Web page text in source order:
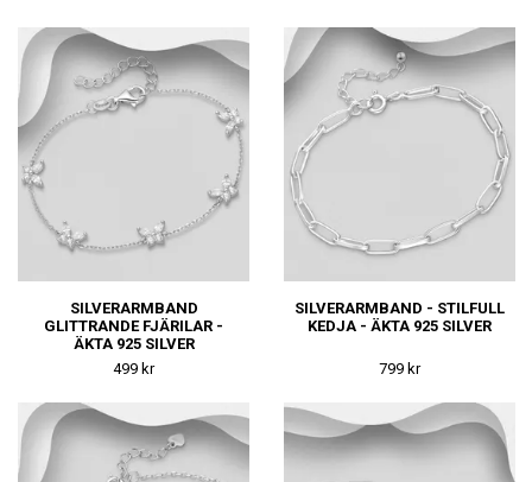
SILVERARMBAND
GLITTRANDE FJÄRILAR -
ÄKTA 925 SILVER
499 kr
SILVERARMBAND - STILFULL
KEDJA - ÄKTA 925 SILVER
799 kr